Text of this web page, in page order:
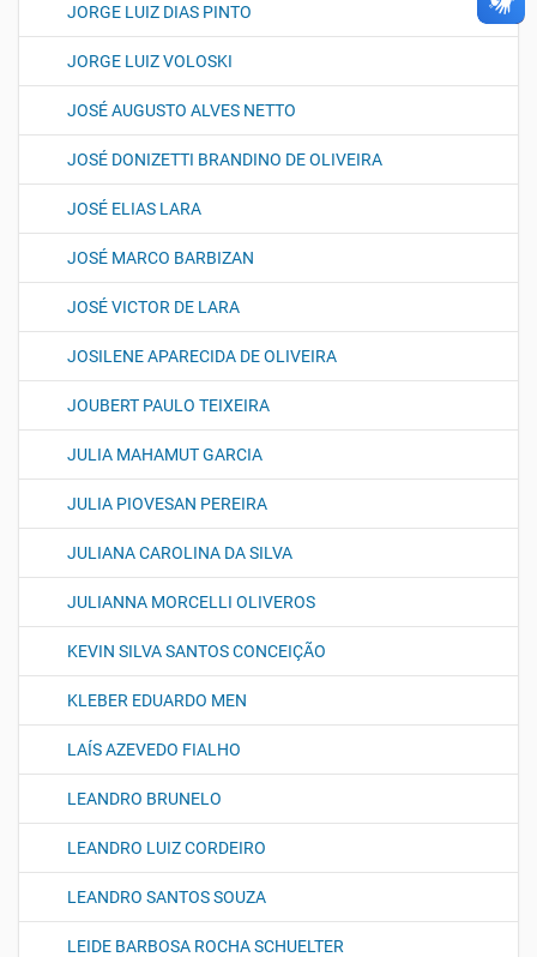
JORGE LUIZ DIAS PINTO
JORGE LUIZ VOLOSKI
JOSÉ AUGUSTO ALVES NETTO
JOSÉ DONIZETTI BRANDINO DE OLIVEIRA
JOSÉ ELIAS LARA
JOSÉ MARCO BARBIZAN
JOSÉ VICTOR DE LARA
JOSILENE APARECIDA DE OLIVEIRA
JOUBERT PAULO TEIXEIRA
JULIA MAHAMUT GARCIA
JULIA PIOVESAN PEREIRA
JULIANA CAROLINA DA SILVA
JULIANNA MORCELLI OLIVEROS
KEVIN SILVA SANTOS CONCEIÇÃO
KLEBER EDUARDO MEN
LAÍS AZEVEDO FIALHO
LEANDRO BRUNELO
LEANDRO LUIZ CORDEIRO
LEANDRO SANTOS SOUZA
LEIDE BARBOSA ROCHA SCHUELTER